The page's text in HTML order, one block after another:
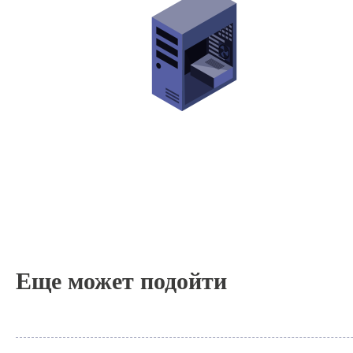
Еще может подойти